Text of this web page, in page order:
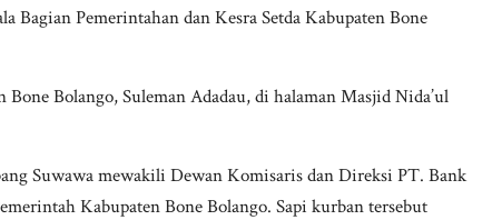
Bagian Pemerintahan dan Kesra Setda Kabupaten Bone
Bolango, Suleman Adadau, di halaman Masjid Nida’ul
Suwawa mewakili Dewan Komisaris dan Direksi PT. Bank
Kabupaten Bone Bolango. Sapi kurban tersebut